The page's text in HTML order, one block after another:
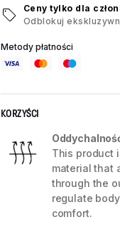
Ceny tylko dla
Odblokuj
Metody płatności
KORZYŚCI
This product
material that
through the
regulate
comfort.